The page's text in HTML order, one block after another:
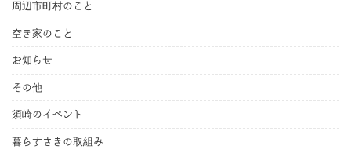
周辺市町村のこと
空き家のこと
お知らせ
その他
須崎のイベント
暮らすさきの取組み